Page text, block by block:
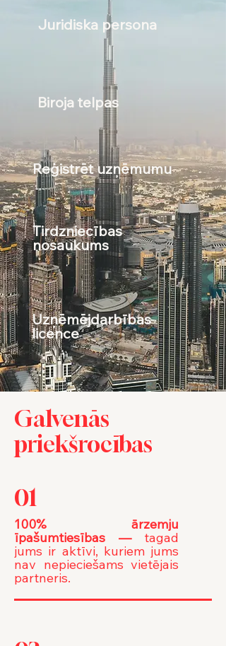
Juridiska persona
Biroja telpas
Reģistrēt uzņēmumu
Tirdzniecības
nosaukums
Uzņēmējdarbības
licence
Galvenās
priekšrocības
01
100% ārzemju
īpašumtiesības —tagad
jums ir aktīvi, kuriem jums
nav nepieciešams vietējais
partneris.